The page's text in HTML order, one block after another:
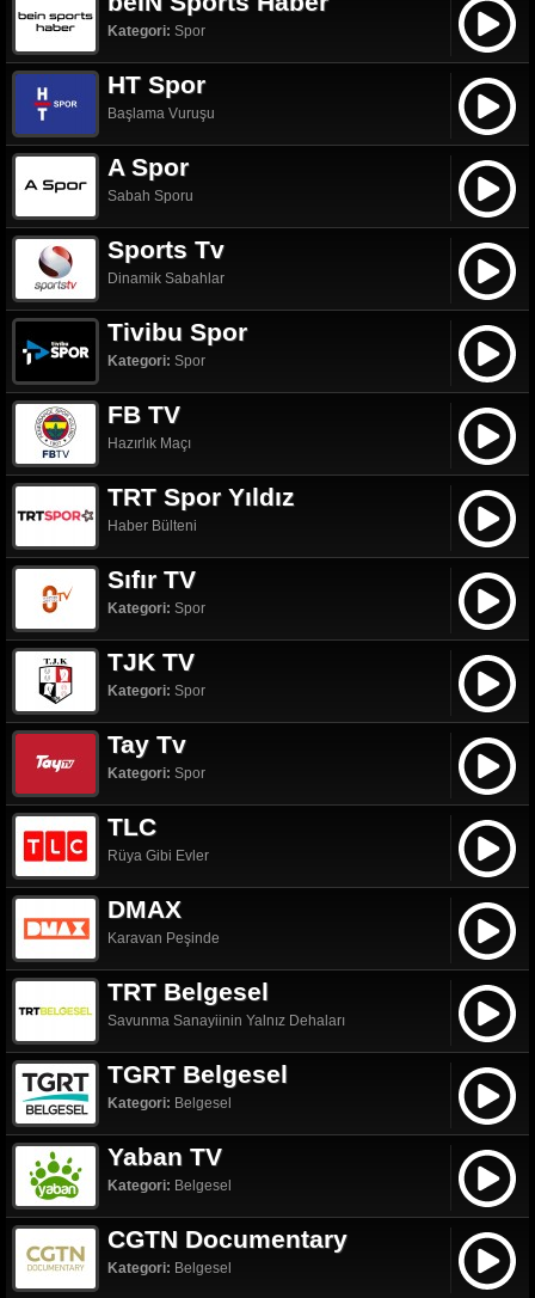
Kategori: Spor
HT Spor
Başlama Vuruşu
A Spor
Sabah Sporu
Sports Tv
Dinamik Sabahlar
Tivibu Spor
Kategori: Spor
FB TV
Hazırlık Maçı
TRT Spor Yıldız
Haber Bülteni
Sıfır TV
Kategori: Spor
TJK TV
Kategori: Spor
Tay Tv
Kategori: Spor
TLC
Rüya Gibi Evler
DMAX
Karavan Peşinde
TRT Belgesel
Savunma Sanayiinin Yalnız Dehaları
TGRT Belgesel
Kategori: Belgesel
Yaban TV
Kategori: Belgesel
CGTN Documentary
Kategori: Belgesel